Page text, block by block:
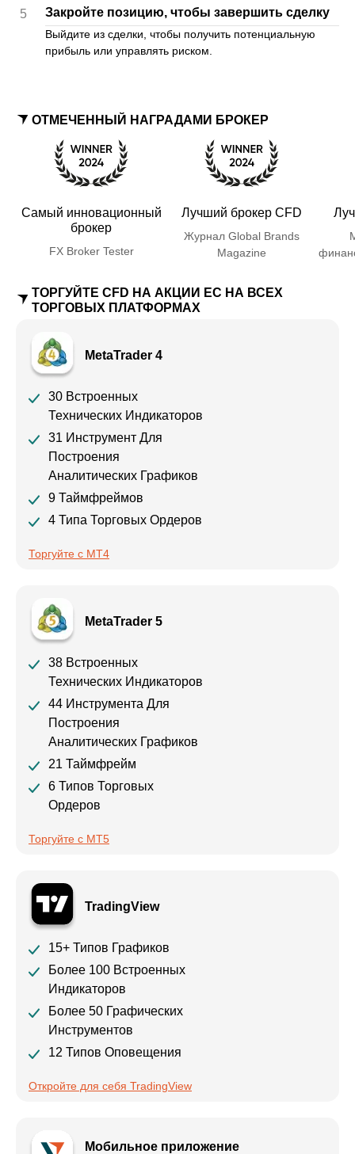
5 Закройте позицию, чтобы завершить сделку
Выйдите из сделки, чтобы получить потенциальную
прибыль или управлять риском.
ОТМЕЧЕННЫЙ НАГРАДАМИ БРОКЕР
Самый инновационный
брокер
FX Broker Tester
Лучший брокер CFD
Журнал Global Brands
Magazine
ТОРГУЙТЕ CFD НА АКЦИИ ЕС НА ВСЕХ
ТОРГОВЫХ ПЛАТФОРМАХ
MetaTrader 4
30 Встроенных
Технических Индикаторов
31 Инструмент Для
Построения
Аналитических Графиков
9 Таймфреймов
4 Типа Торговых Ордеров
Торгуйте с MT4
MetaTrader 5
38 Встроенных
Технических Индикаторов
44 Инструмента Для
Построения
Аналитических Графиков
21 Таймфрейм
6 Типов Торговых
Ордеров
Торгуйте с МТ5
TradingView
15+ Типов Графиков
Более 100 Встроенных
Индикаторов
Более 50 Графических
Инструментов
12 Типов Оповещения
Откройте для себя TradingView
Мобильное приложение